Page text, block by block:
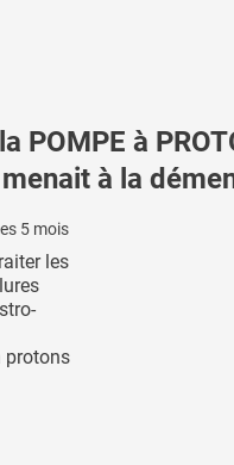
POMPE à
à la
5 mois
les
protons